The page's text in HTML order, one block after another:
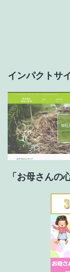
ン
インパクトサ
「お母さんの